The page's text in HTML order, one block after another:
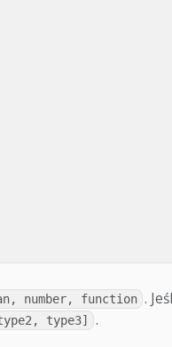
number, function .
type3] .